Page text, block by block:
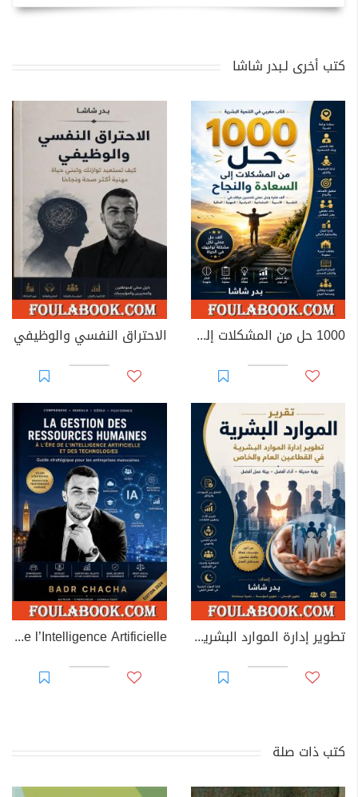
كتب أخرى لـبدر شاشا
1000 حل من المشكلات إلى السعادة والنجاح الاحتراق النفسي والوظيفي
تطوير إدارة الموارد البشرية في القطاعين العام والخاص La Gestion des Ressources Humaines à l’ère de l’Intelligence Artificielle
كتب ذات صلة